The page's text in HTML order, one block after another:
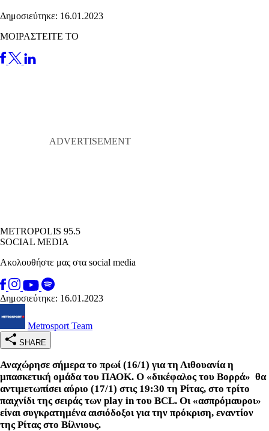
Δημοσιεύτηκε: 16.01.2023
ΜΟΙΡΑΣΤΕΙΤΕ ΤΟ
METROPOLIS 95.5
SOCIAL MEDIA
Ακολουθήστε μας στα social media
Δημοσιεύτηκε: 16.01.2023
Metrosport Team
SHARE
Αναχώρησε σήμερα το πρωί (16/1) για τη Λιθουανία η
μπασκετική ομάδα του ΠΑΟΚ. Ο «δικέφαλος του Βορρά» θα
αντιμετωπίσει αύριο (17/1) στις 19:30 τη Ρίτας, στο τρίτο
παιχνίδι της σειράς των play in του BCL. Οι «ασπρόμαυροι»
είναι συγκρατημένα αισιόδοξοι για την πρόκριση, εναντίον
της Ρίτας στο Βίλνιους.